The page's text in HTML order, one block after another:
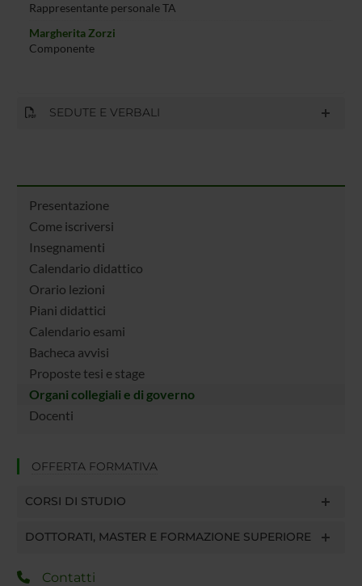
Rappresentante personale TA
Margherita Zorzi
Componente
SEDUTE E VERBALI
Presentazione
Come iscriversi
Insegnamenti
Calendario didattico
Orario lezioni
Piani didattici
Calendario esami
Bacheca avvisi
Proposte tesi e stage
Organi collegiali e di governo
Docenti
OFFERTA FORMATIVA
CORSI DI STUDIO
DOTTORATI, MASTER E FORMAZIONE SUPERIORE
Contatti